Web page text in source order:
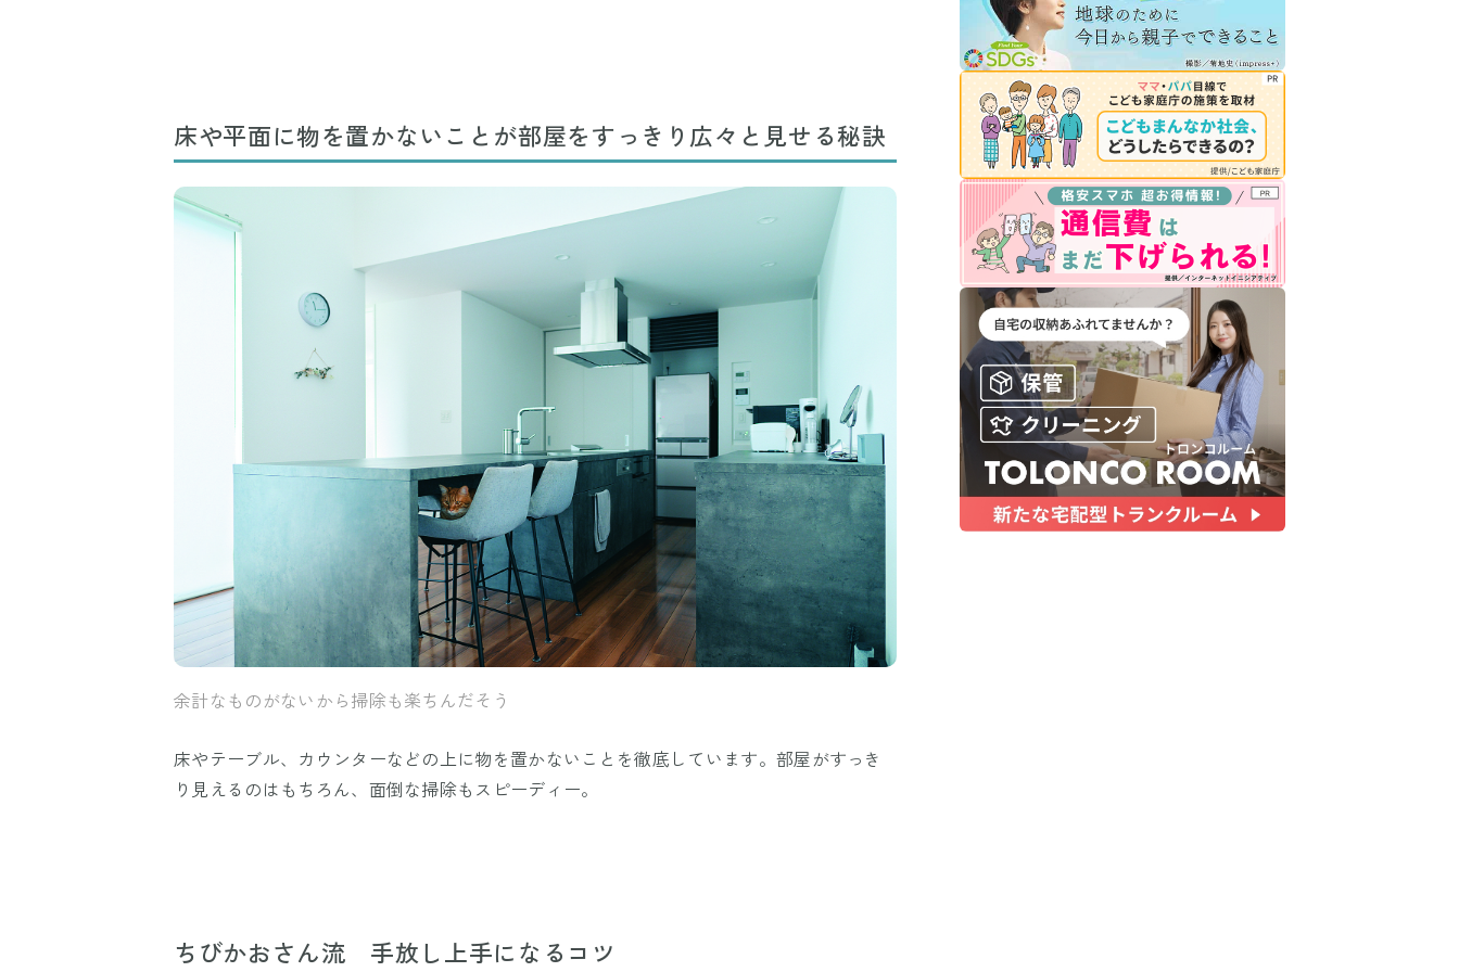
床や平面に物を置かないことが部屋をすっきり広々と見せる秘訣
余計なものがないから掃除も楽ちんだそう
床やテーブル、カウンターなどの上に物を置かないことを徹底しています。部屋がすっき
り見えるのはもちろん、面倒な掃除もスピーディー。
ちびかおさん流 手放し上手になるコツ